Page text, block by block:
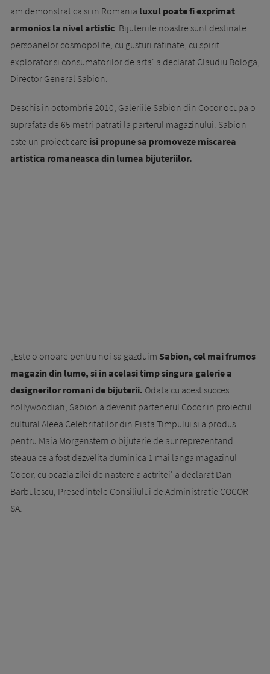
am demonstrat ca si in Romania luxul poate fi exprimat
armonios la nivel artistic. Bijuteriile noastre sunt destinate
persoanelor cosmopolite, cu gusturi rafinate, cu spirit
explorator si consumatorilor de arta' a declarat Claudiu Bologa,
Director General Sabion.
Deschis in octombrie 2010, Galeriile Sabion din Cocor ocupa o
suprafata de 65 metri patrati la parterul magazinului. Sabion
este un proiect care isi propune sa promoveze miscarea
artistica romaneasca din lumea bijuteriilor.
„Este o onoare pentru noi sa gazduim Sabion, cel mai frumos
magazin din lume, si in acelasi timp singura galerie a
designerilor romani de bijuterii. Odata cu acest succes
hollywoodian, Sabion a devenit partenerul Cocor in proiectul
cultural Aleea Celebritatilor din Piata Timpului si a produs
pentru Maia Morgenstern o bijuterie de aur reprezentand
steaua ce a fost dezvelita duminica 1 mai langa magazinul
Cocor, cu ocazia zilei de nastere a actritei' a declarat Dan
Barbulescu, Presedintele Consiliului de Administratie COCOR
SA.